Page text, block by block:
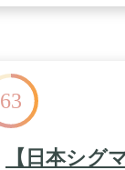
63
【日本シグ